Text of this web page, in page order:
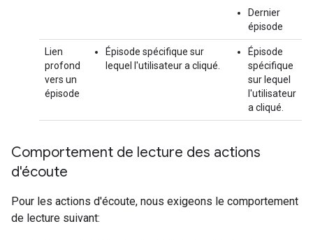
Dernier
épisode
Lien
profond
vers un
épisode
Épisode spécifique sur
lequel l'utilisateur a cliqué.
Épisode
spécifique
sur lequel
l'utilisateur
a cliqué.
Comportement de lecture des actions
d'écoute
Pour les actions d'écoute, nous exigeons le comportement
de lecture suivant: